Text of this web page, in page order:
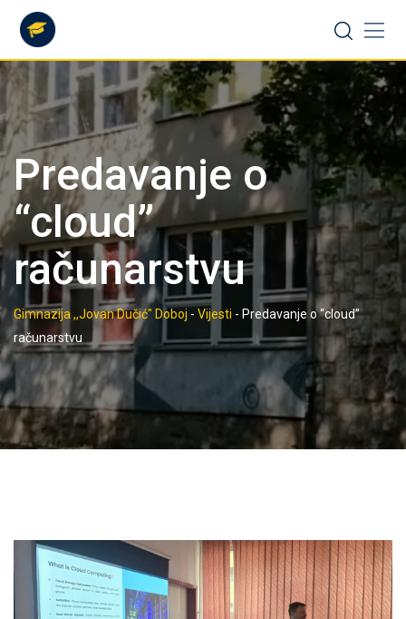
content
Predavanje o
“cloud”
računarstvu
Gimnazija ,,Jovan Dučić" Doboj - Vijesti - Predavanje o “cloud”
računarstvu